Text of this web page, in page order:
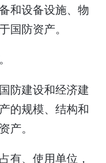
和设备设施、物
国防资产。
防建设和经济建
的规模、结构和
产。
有、使用单位，